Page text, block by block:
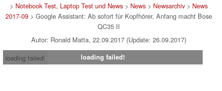
> Notebook Test, Laptop Test und News> News> Newsarchiv> News
2017-09> Google Assistant: Ab sofort für Kopfhörer, Anfang macht Bose
QC35 II
Autor: Ronald Matta, 22.09.2017 (Update: 26.09.2017)
loading failed!
loading failed!